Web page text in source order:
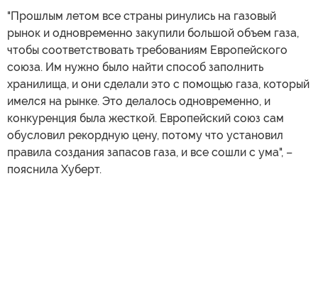
"Прошлым летом все страны ринулись на газовый
рынок и одновременно закупили большой объем газа,
чтобы соответствовать требованиям Европейского
союза. Им нужно было найти способ заполнить
хранилища, и они сделали это с помощью газа, который
имелся на рынке. Это делалось одновременно, и
конкуренция была жесткой. Европейский союз сам
обусловил рекордную цену, потому что установил
правила создания запасов газа, и все сошли с ума", –
пояснила Хуберт.